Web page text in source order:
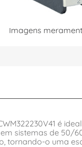
Imagens
é
sistemas de 50/
tornando-o uma